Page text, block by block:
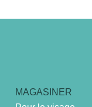
MAGASINER